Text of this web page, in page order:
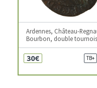
Ardennes, Château-
Bourbon, double
30€ TB+